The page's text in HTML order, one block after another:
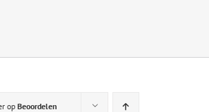
opBeoordelen